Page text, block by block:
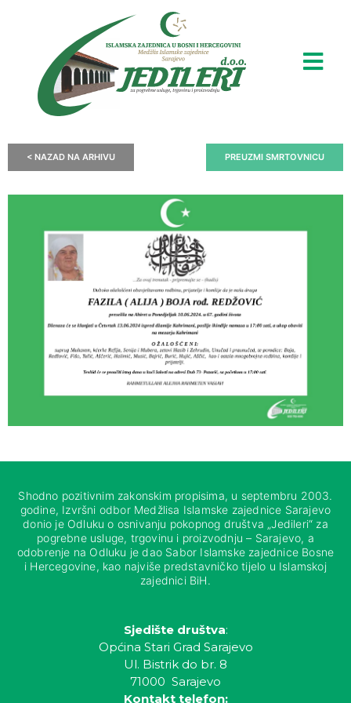
< NAZAD NA ARHIVU PREUZMI SMRTOVNICU
Shodno pozitivnim zakonskim propisima, u septembru 2003.
godine, Izvršni odbor Medžlisa Islamske zajednice Sarajevo
donio je Odluku o osnivanju pokopnog društva „Jedileri“ za
pogrebne usluge, trgovinu i proizvodnju – Sarajevo, a
odobrenje na Odluku je dao Sabor Islamske zajednice Bosne
i Hercegovine, kao najviše predstavničko tijelo u Islamskoj
zajednici BiH.
Sjedište društva:
Općina Stari Grad Sarajevo
Ul. Bistrik do br. 8
71000 Sarajevo
Kontakt telefon: